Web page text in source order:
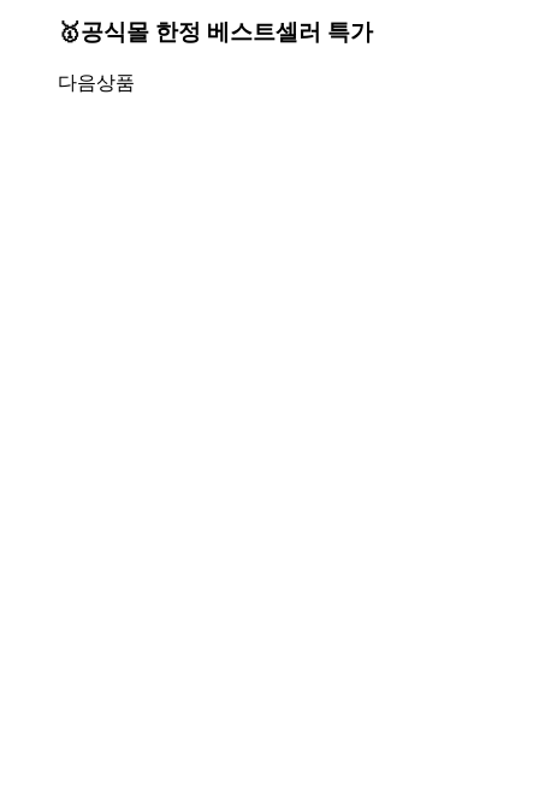
🥇공식몰 한정 베스트셀러 특가
다음상품